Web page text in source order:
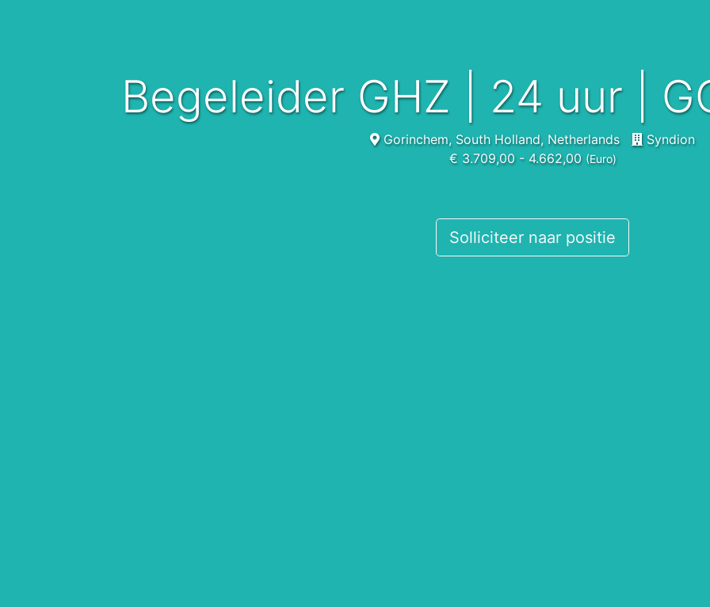
Begeleider GHZ | 24 uur |
Gorinchem, South Holland, Netherlands
Syndion
€ 3.709,00 - 4.662,00 (Euro)
Solliciteer naar positie